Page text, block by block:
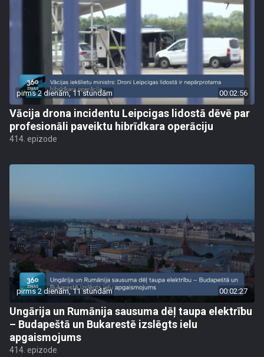
pirms 2 dienām, 11 stundām 00:02:56
Vācija drona incidentu Leipcigas lidostā dēvē par
profesionāli paveiktu hibrīdkara operāciju
414. epizode
pirms 2 dienām, 11 stundām 00:02:27
Ungārija un Rumānija sausuma dēļ taupa elektrību
– Budapeštā un Bukarestē izslēgts ielu
apgaismojums
414. epizode